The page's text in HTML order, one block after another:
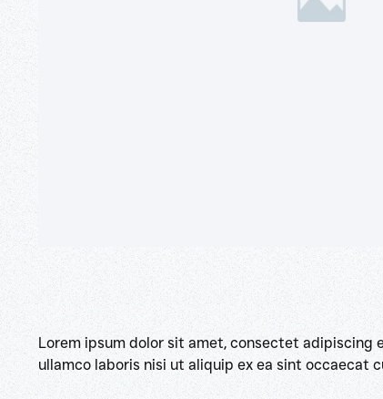
Lorem ipsum dolor sit amet, consectet adipiscing
ullamco laboris nisi ut aliquip ex ea sint occaecat